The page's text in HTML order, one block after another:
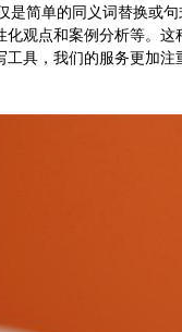
简单的同义词替换或
观点和案例分析等。
具，我们的服务更加注